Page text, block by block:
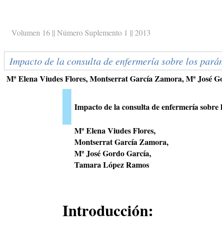
Volumen 16 || Número Suplemento 1 || 2013
Impacto de la consulta de enfermería sobre los
Mª Elena Viudes Flores, Montserrat García Zamora, Mª José
Impacto de la consulta de enfermería
Mª Elena Viudes Flores,
Montserrat García Zamora,
Mª José Gordo García,
Tamara López Ramos
Introducción: